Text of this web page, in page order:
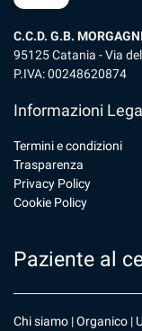
C.C.D. G.B.
95125 Catania - Via
P.IVA: 00248620874
Informazioni
Termini e condizioni
Trasparenza
Privacy Policy
Cookie Policy
Paziente al
Chi siamo |Organico |